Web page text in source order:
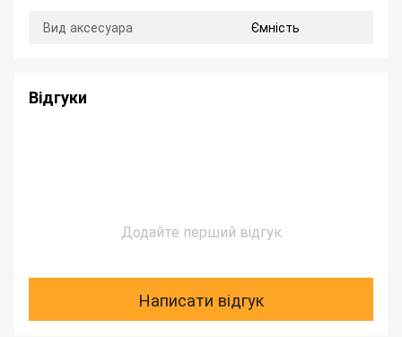
Вид аксесуара Ємність
Відгуки
Додайте перший відгук
Написати відгук